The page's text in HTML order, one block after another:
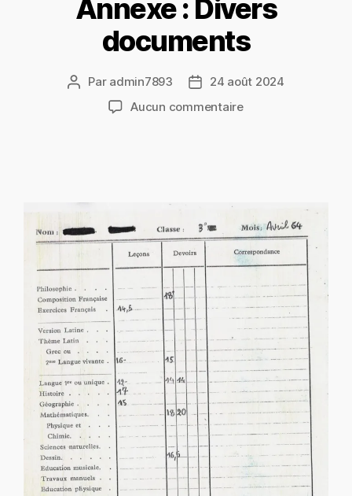
Annexe : Divers
documents
Par admin7893
24 août 2024
Aucun commentaire